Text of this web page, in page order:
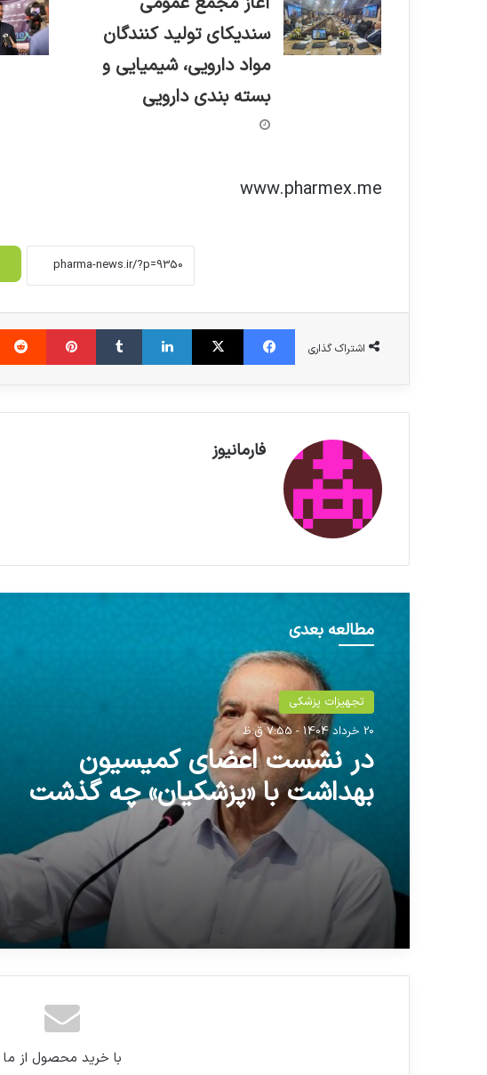
سندیکای تولید کنندگان
مواد دارویی، شیمیایی و
بسته بندی دارویی
www.pharmex.me
اشتراک گذاری
فیس بوک X لینکدین ‫تامبلر ‫پین‌ترست
فارمانیوز
مطالعه بعدی
تجهیزات پزشکی
20 خرداد 1404 - 7:55 ق.ظ
در نشست اعضای کمیسیون
بهداشت با «پزشکیان» چه گذشت
با خرید محصول از ما